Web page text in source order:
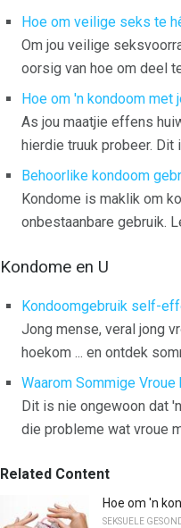
Hoe om veilige seks te
Om jou veilige
oorsig van hoe om deel
Hoe om 'n kondoom met
As jou maatjie effens
hierdie truuk probeer.
Behoorlike kondoom
Kondome is maklik om
onbestaanbare gebruik.
Kondome en U
Kondoomgebruik self-
Jong mense, veral jong
hoekom ... en ontdek
Waarom Sommige
Dit is nie ongewoon dat
die probleme wat vroue
Related Content
Hoe om 'n
SEKSUELE